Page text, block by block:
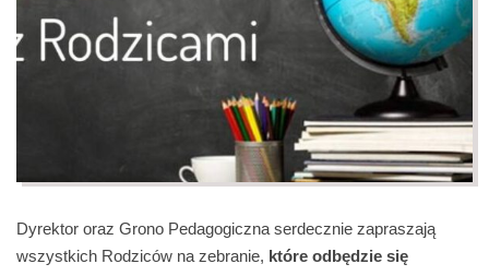
Dyrektor oraz Grono Pedagogiczna serdecznie zapraszają
wszystkich Rodziców na zebranie, które odbędzie się